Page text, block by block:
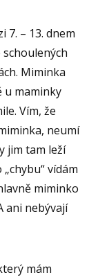
7. – 13. dnem
Miminka
u maminky
Vím, že
neumí
jim tam leží
vídám
miminko
ani nebývají
mám